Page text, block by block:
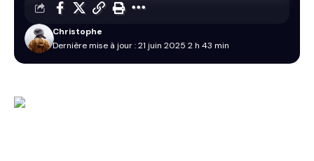
Dernière mise à jour : 21 juin 2025 2 h 43 min
Christophe